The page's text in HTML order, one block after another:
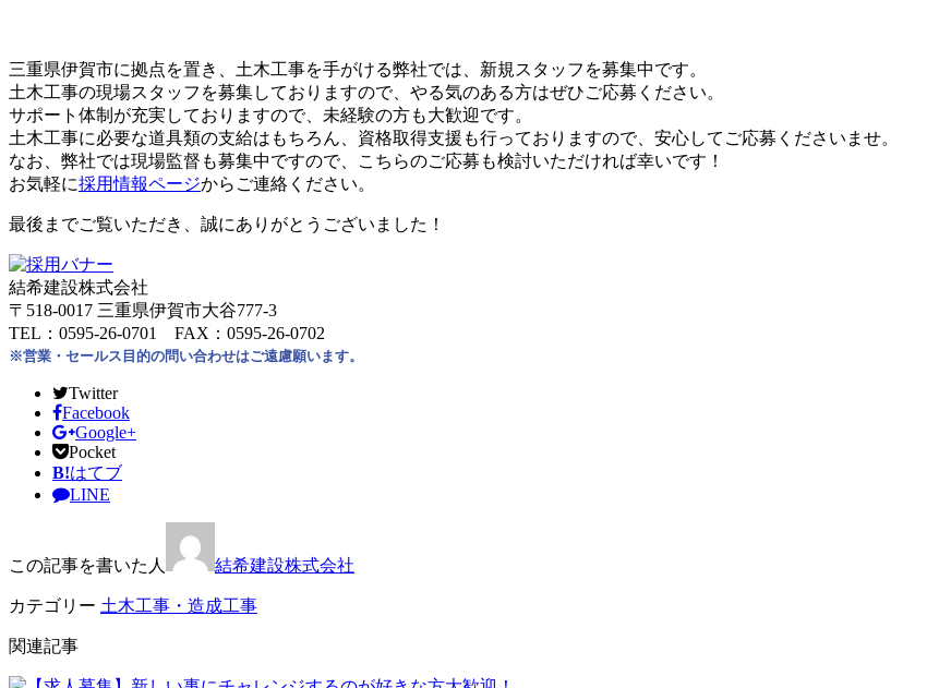
三重県伊賀市に拠点を置き、土木工事を手がける弊社では、新規スタッフを募集中です。
土木工事の現場スタッフを募集しておりますので、やる気のある方はぜひご応募ください。
サポート体制が充実しておりますので、未経験の方も大歓迎です。
土木工事に必要な道具類の支給はもちろん、資格取得支援も行っておりますので、安心してご応募くださいませ。
なお、弊社では現場監督も募集中ですので、こちらのご応募も検討いただければ幸いです！
お気軽に採用情報ページからご連絡ください。
最後までご覧いただき、誠にありがとうございました！
結希建設株式会社
〒518-0017 三重県伊賀市大谷777-3
TEL：0595-26-0701 FAX：0595-26-0702
※営業・セールス目的の問い合わせはご遠慮願います。
Twitter
Facebook
Google+
Pocket
B!はてブ
LINE
この記事を書いた人 結希建設株式会社
カテゴリー 土木工事・造成工事
関連記事